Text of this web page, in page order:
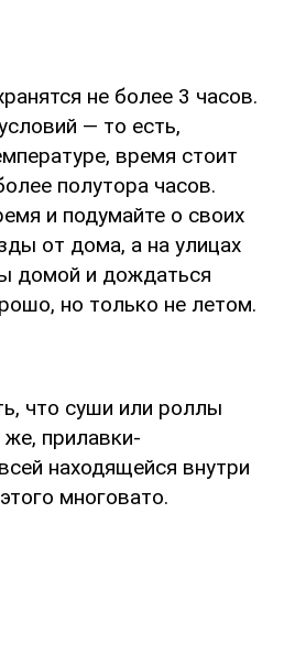
не более 3 часов.
— то есть,
время стоит
полутора часов.
и подумайте о своих
от дома, а на улицах
домой и дождаться
но только не летом.
что суши или роллы
прилавки-
находящейся внутри
многовато.